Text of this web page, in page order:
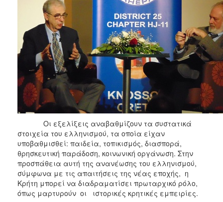
Οι εξελίξεις αναβαθμίζουν τα συστατικά
στοιχεία του ελληνισμού, τα οποία είχαν
υποβαθμισθεί: παιδεία, τοπικισμός, διασπορά,
θρησκευτική παράδοση, κοινωνική οργάνωση. Στην
προσπάθεια αυτή της ανανέωσης του ελληνισμού,
σύμφωνα με τις απαιτήσεις της νέας εποχής, η
Κρήτη μπορεί να διαδραματίσει πρωταρχικό ρόλο,
όπως μαρτυρούν οι ιστορικές κρητικές εμπειρίες.